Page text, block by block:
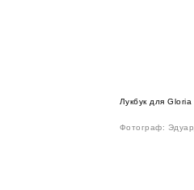
Лукбук для
Фотограф: